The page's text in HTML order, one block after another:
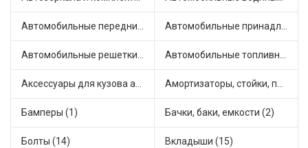
Автомобильные передние фары (6) Автомобильные принадлежности и аксессуары (1)
Автомобильные решетки на бамперы и радиаторы (1) Автомобильные топливные насосы (5)
Аксессуары для кузова автомобиля (1) Амортизаторы, стойки, подушки стоек (32)
Бамперы (1) Бачки, баки, емкости (2)
Болты (14) Вкладыши (15)